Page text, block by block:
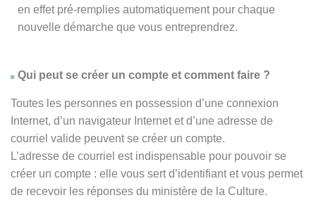
en effet pré-remplies automatiquement pour chaque
nouvelle démarche que vous entreprendrez.
Qui peut se créer un compte et comment faire ?
Toutes les personnes en possession d’une connexion
Internet, d’un navigateur Internet et d’une adresse de
courriel valide peuvent se créer un compte.
L’adresse de courriel est indispensable pour pouvoir se
créer un compte : elle vous sert d’identifiant et vous permet
de recevoir les réponses du ministère de la Culture.